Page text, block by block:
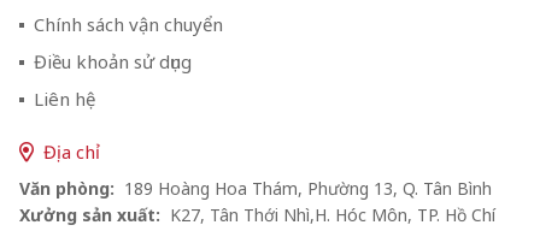
Chính sách vận chuyển
Điều khoản sử dụng
Liên hệ
Địa chỉ
Văn phòng: 189 Hoàng Hoa Thám, Phường 13, Q. Tân Bình
Xưởng sản xuất: K27, Tân Thới Nhì,H. Hóc Môn, TP. Hồ Chí